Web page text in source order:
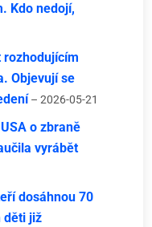
Kdo nedojí,
rozhodujícím
Objevují se
– 2026-05-21
o zbraně
vyrábět
dosáhnou 70
děti již